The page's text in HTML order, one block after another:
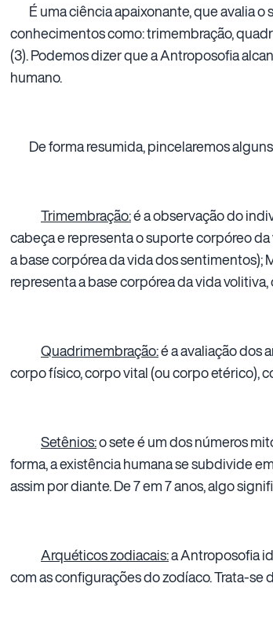
É uma ciência apaixonante, que avalia o
conhecimentos como: trimembração,
(3). Podemos dizer que a Antroposofia
humano.
De forma resumida, pincelaremos
Trimembração:é a observação do
cabeça e representa o suporte corpóreo
a base corpórea da vida dos sentimentos);
representa a base corpórea da vida volitiva,
Quadrimembração:é a avaliação dos
corpo físico, corpo vital (ou corpo etérico),
Setênios:o sete é um dos números
forma, a existência humana se subdivide em
assim por diante. De 7 em 7 anos, algo
Arquéticos zodiacais:a Antroposofia
com as configurações do zodíaco. Trata-